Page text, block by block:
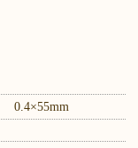
0.4×55mm